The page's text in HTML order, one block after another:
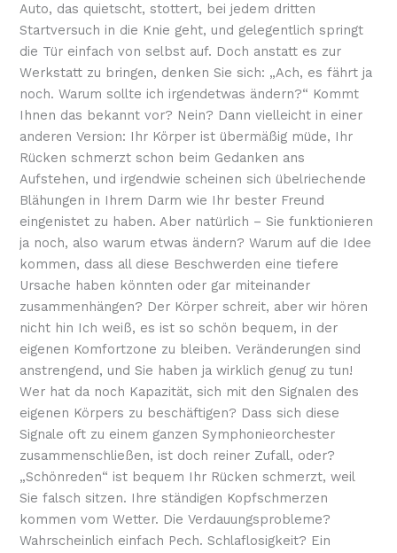
Auto, das quietscht, stottert, bei jedem dritten
Startversuch in die Knie geht, und gelegentlich springt
die Tür einfach von selbst auf. Doch anstatt es zur
Werkstatt zu bringen, denken Sie sich: „Ach, es fährt ja
noch. Warum sollte ich irgendetwas ändern?“ Kommt
Ihnen das bekannt vor? Nein? Dann vielleicht in einer
anderen Version: Ihr Körper ist übermäßig müde, Ihr
Rücken schmerzt schon beim Gedanken ans
Aufstehen, und irgendwie scheinen sich übelriechende
Blähungen in Ihrem Darm wie Ihr bester Freund
eingenistet zu haben. Aber natürlich – Sie funktionieren
ja noch, also warum etwas ändern? Warum auf die Idee
kommen, dass all diese Beschwerden eine tiefere
Ursache haben könnten oder gar miteinander
zusammenhängen? Der Körper schreit, aber wir hören
nicht hin Ich weiß, es ist so schön bequem, in der
eigenen Komfortzone zu bleiben. Veränderungen sind
anstrengend, und Sie haben ja wirklich genug zu tun!
Wer hat da noch Kapazität, sich mit den Signalen des
eigenen Körpers zu beschäftigen? Dass sich diese
Signale oft zu einem ganzen Symphonieorchester
zusammenschließen, ist doch reiner Zufall, oder?
„Schönreden“ ist bequem Ihr Rücken schmerzt, weil
Sie falsch sitzen. Ihre ständigen Kopfschmerzen
kommen vom Wetter. Die Verdauungsprobleme?
Wahrscheinlich einfach Pech. Schlaflosigkeit? Ein